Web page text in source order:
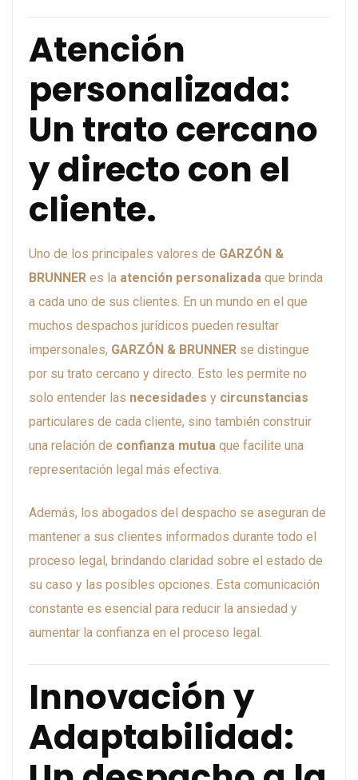
Atención
personalizada:
Un trato cercano
y directo con el
cliente.
Uno de los principales valores de GARZÓN &
BRUNNER es la atención personalizada que brinda
a cada uno de sus clientes. En un mundo en el que
muchos despachos jurídicos pueden resultar
impersonales, GARZÓN & BRUNNER se distingue
por su trato cercano y directo. Esto les permite no
solo entender las necesidades y circunstancias
particulares de cada cliente, sino también construir
una relación de confianza mutua que facilite una
representación legal más efectiva.
Además, los abogados del despacho se aseguran de
mantener a sus clientes informados durante todo el
proceso legal, brindando claridad sobre el estado de
su caso y las posibles opciones. Esta comunicación
constante es esencial para reducir la ansiedad y
aumentar la confianza en el proceso legal.
Innovación y
Adaptabilidad: